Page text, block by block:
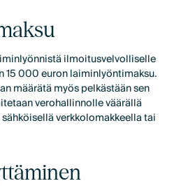
ilmoitusvelvolliselle
15 000 euron laiminlyöntimaksu.
määrätä myös pelkästään sen
verohallinnolle väärällä
verkkolomakkeella tai